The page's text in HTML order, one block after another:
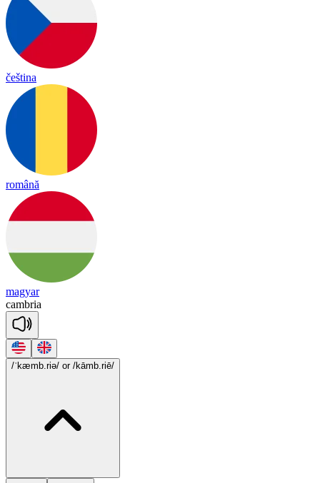
čeština
română
magyar
cambria
/ˈkæmb.riə/ or /kāmb.riē/